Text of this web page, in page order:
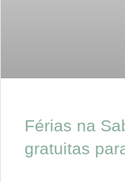
Férias na
gratuitas